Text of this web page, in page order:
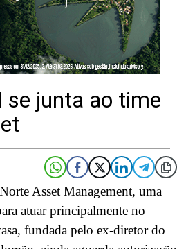
se junta ao time
Asset Management, uma
atuar principalmente no
fundada pelo ex-diretor do